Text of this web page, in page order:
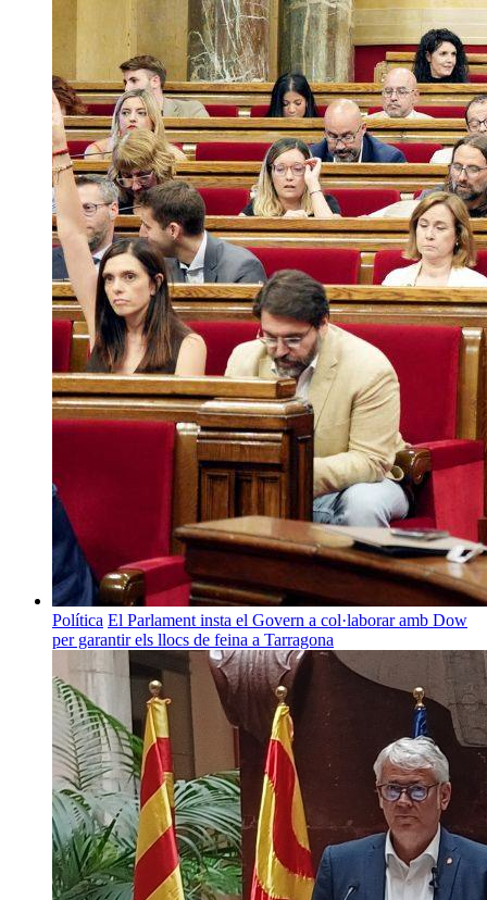
Política El Parlament insta el Govern a col·laborar amb Dow
per garantir els llocs de feina a Tarragona